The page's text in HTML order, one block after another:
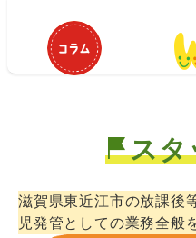
へ
移
動
ウィズ・ユー
管理責任者募集！
スタ
滋賀県東近江市の放課後
児発管としての業務全般